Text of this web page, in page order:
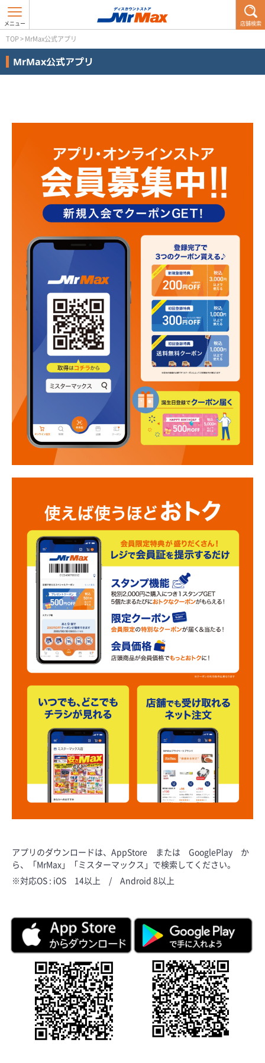
店舗検索
TOP> MrMax公式アプリ
MrMax公式アプリ
アプリのダウンロードは、AppStore または GooglePlay か
ら、「MrMax」「ミスターマックス」で検索してください。
※対応OS : iOS 14以上 / Android 8以上